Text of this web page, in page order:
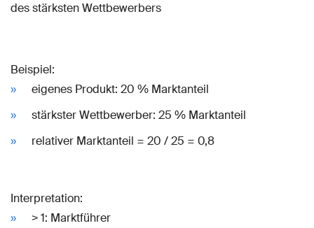
des stärksten Wettbewerbers
Beispiel:
eigenes Produkt: 20 % Marktanteil
stärkster Wettbewerber: 25 % Marktanteil
relativer Marktanteil = 20 / 25 = 0,8
Interpretation:
> 1: Marktführer